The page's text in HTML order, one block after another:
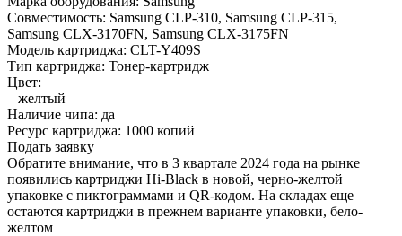
Совместимость: Samsung CLP-310, Samsung CLP-315,
Samsung CLX-3170FN, Samsung CLX-3175FN
Модель картриджа: CLT-Y409S
Тип картриджа: Тонер-картридж
Цвет:
желтый
Наличие чипа: да
Ресурс картриджа: 1000 копий
Подать заявку
Обратите внимание, что в 3 квартале 2024 года на рынке
появились картриджи Hi-Black в новой, черно-желтой
упаковке с пиктограммами и QR-кодом. На складах еще
остаются картриджи в прежнем варианте упаковки, бело-
желтом